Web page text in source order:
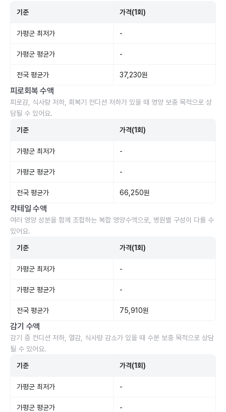
기준 가격(1회)
가평군 최저가 -
가평군 평균가 -
전국 평균가 37,230원
피로회복 수액
피로감, 식사량 저하, 회복기 컨디션 저하가 있을 때 영양 보충 목적으로 상
담될 수 있어요.
기준 가격(1회)
가평군 최저가 -
가평군 평균가 -
전국 평균가 66,250원
칵테일 수액
여러 영양 성분을 함께 조합하는 복합 영양수액으로, 병원별 구성이 다를 수
있어요.
기준 가격(1회)
가평군 최저가 -
가평군 평균가 -
전국 평균가 75,910원
감기 수액
감기 중 컨디션 저하, 열감, 식사량 감소가 있을 때 수분 보충 목적으로 상담
될 수 있어요.
기준 가격(1회)
가평군 최저가 -
가평군 평균가 -